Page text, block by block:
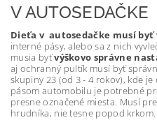
V AUTOSEDAČKE
Dieťa v autosedačke musí byť
interné pásy, alebo sa z nich
musia byťvýškovo správne
aj ochranný pultík musí byť
skupiny 23 (od 3 - 4 rokov), kde
pásom automobilu je potrebné
presne označené miesta. Musí
hrudníka, nie tesne popod krkom.